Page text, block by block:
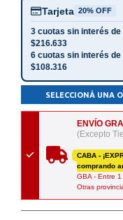
Tarjeta 20% OFF
3 cuotas sin interés de
$216.633
6 cuotas sin interés de
$108.316
SELECCIONÁ UNA
ENVÍO
(Excepto
CABA -
comprando
GBA - Entre
Otras